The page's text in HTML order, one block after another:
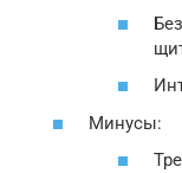
Минусы: